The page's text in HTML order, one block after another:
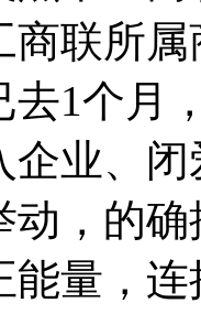
联所
去1个月
企业、
动，的
量，